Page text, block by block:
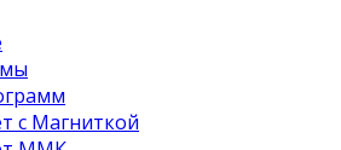
с Магниткой